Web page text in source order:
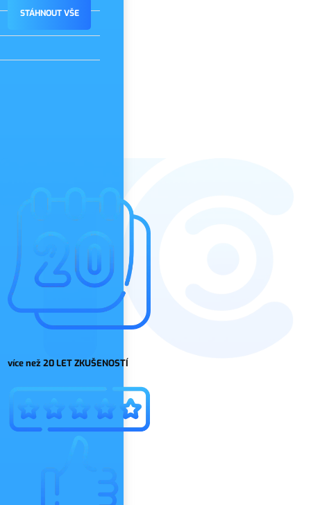
STÁHNOUT VŠE
více než 20 LET ZKUŠENOSTÍ